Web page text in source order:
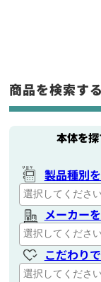
商品を検索する
本体を
製品種別
メーカー
こだわり